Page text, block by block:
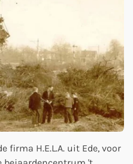
firma H.E.L.A. uit Ede, voor